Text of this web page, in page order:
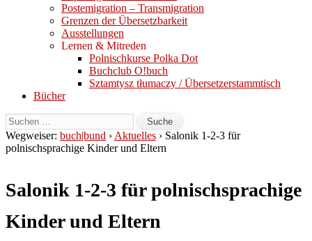
Postemigration – Transmigration
Grenzen der Übersetzbarkeit
Ausstellungen
Lernen & Mitreden
Polnischkurse Polka Dot
Buchclub O!buch
Sztamtysz tłumaczy / Übersetzerstammtisch
Bücher
Wegweiser: buch|bund › Aktuelles › Salonik 1-2-3 für
polnischsprachige Kinder und Eltern
Salonik 1-2-3 für polnischsprachige
Kinder und Eltern